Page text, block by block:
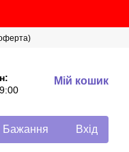
Мій кошик
Бажання Вхід